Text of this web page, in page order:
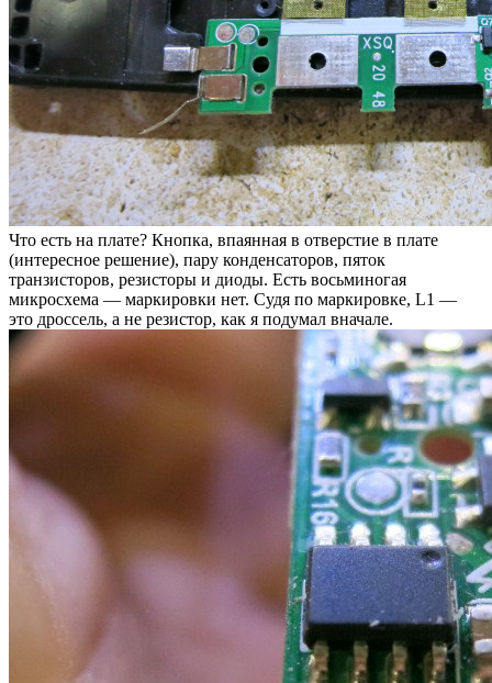
Что есть на плате? Кнопка, впаянная в отверстие в плате
(интересное решение), пару конденсаторов, пяток
транзисторов, резисторы и диоды. Есть восьминогая
микросхема — маркировки нет. Судя по маркировке, L1 —
это дроссель, а не резистор, как я подумал вначале.